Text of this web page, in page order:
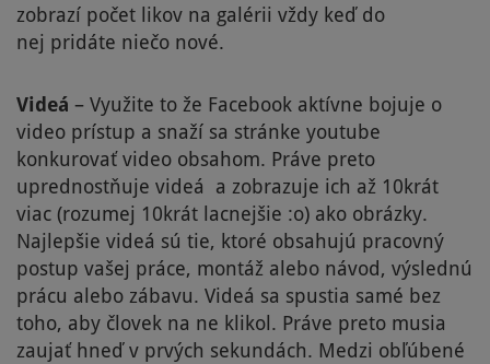
zobrazí počet likov na galérii vždy keď do
nej pridáte niečo nové.
Videá – Využite to že Facebook aktívne bojuje o
video prístup a snaží sa stránke youtube
konkurovať video obsahom. Práve preto
uprednostňuje videá a zobrazuje ich až 10krát
viac (rozumej 10krát lacnejšie :o) ako obrázky.
Najlepšie videá sú tie, ktoré obsahujú pracovný
postup vašej práce, montáž alebo návod, výslednú
prácu alebo zábavu. Videá sa spustia samé bez
toho, aby človek na ne klikol. Práve preto musia
zaujať hneď v prvých sekundách. Medzi obľúbené